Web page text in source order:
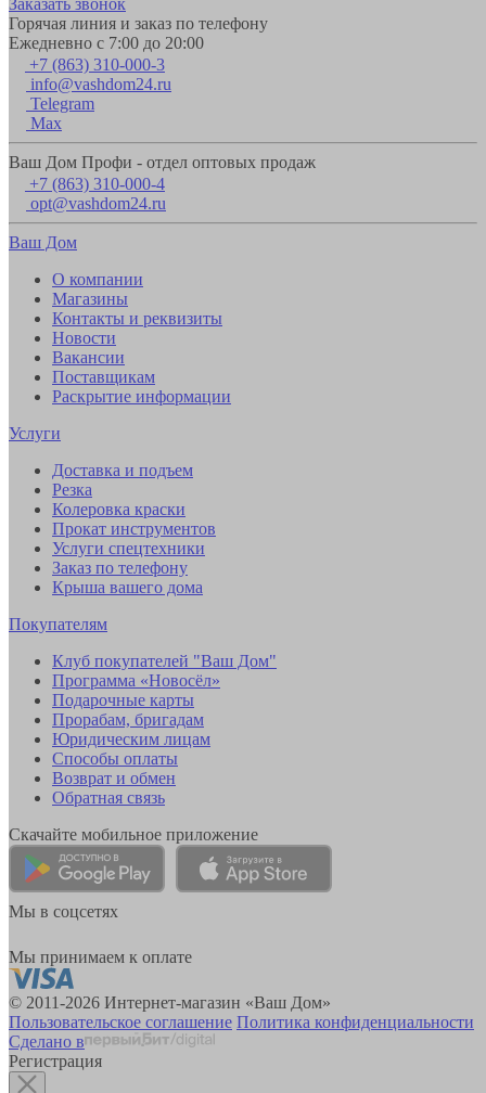
Горячая линия и заказ по телефону
Ежедневно с 7:00 до 20:00
+7 (863) 310-000-3
info@vashdom24.ru
Telegram
Max
Ваш Дом Профи - отдел оптовых продаж
+7 (863) 310-000-4
opt@vashdom24.ru
Ваш Дом
О компании
Магазины
Контакты и реквизиты
Новости
Вакансии
Поставщикам
Раскрытие информации
Услуги
Доставка и подъем
Резка
Колеровка краски
Прокат инструментов
Услуги спецтехники
Заказ по телефону
Крыша вашего дома
Покупателям
Клуб покупателей "Ваш Дом"
Программа «Новосёл»
Подарочные карты
Прорабам, бригадам
Юридическим лицам
Способы оплаты
Возврат и обмен
Обратная связь
Скачайте мобильное приложение
Мы в соцсетях
Мы принимаем к оплате
© 2011-2026 Интернет-магазин «Ваш Дом»
Пользовательское соглашение Политика конфиденциальности
Сделано в
Регистрация